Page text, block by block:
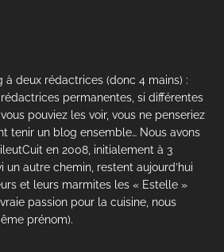
à deux rédactrices (donc 4 mains) :
permanentes, si différentes
vous pouviez les voir, vous ne penseriez
tenir un blog ensemble… Nous avons
en 2008, initialement à 3
un autre chemin, restent aujourd’hui
et leurs marmites les « Estelle »
passion pour la cuisine, nous
prénom).